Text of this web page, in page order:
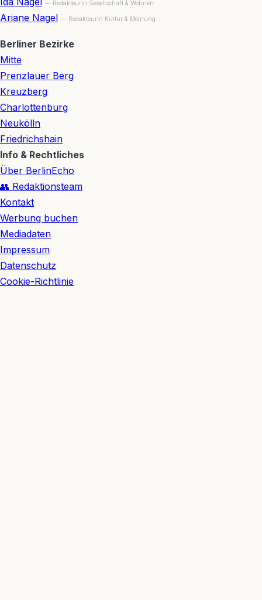
— Redakteurin Gesellschaft & Wohnen
Ariane Nagel — Redakteurin Kultur & Meinung
Berliner Bezirke
Mitte
Prenzlauer Berg
Kreuzberg
Charlottenburg
Neukölln
Friedrichshain
Info & Rechtliches
Über BerlinEcho
👥 Redaktionsteam
Kontakt
Werbung buchen
Mediadaten
Impressum
Datenschutz
Cookie-Richtlinie